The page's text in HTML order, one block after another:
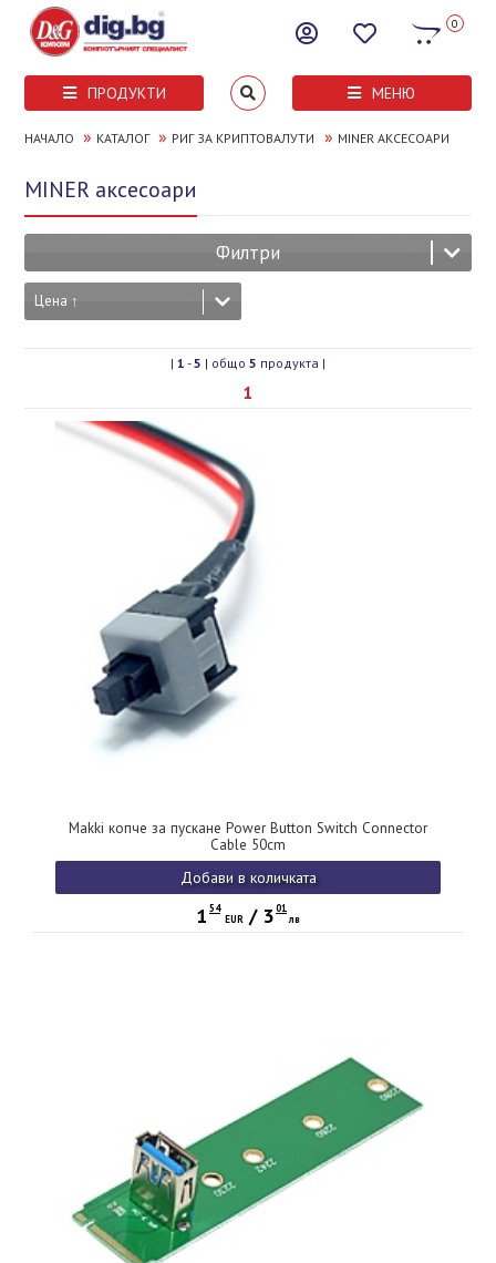
0
ПРОДУКТИ МЕНЮ
НАЧАЛО » КАТАЛОГ » РИГ ЗА КРИПТОВАЛУТИ » MINER АКСЕСОАРИ
MINER аксесоари
Филтри
Цена ↑
| 1 -5 | общо 5 продукта |
1
Makki копче за пускане Power Button Switch Connector
Cable 50cm
Добави в количката
1 54
EUR / 301
лв